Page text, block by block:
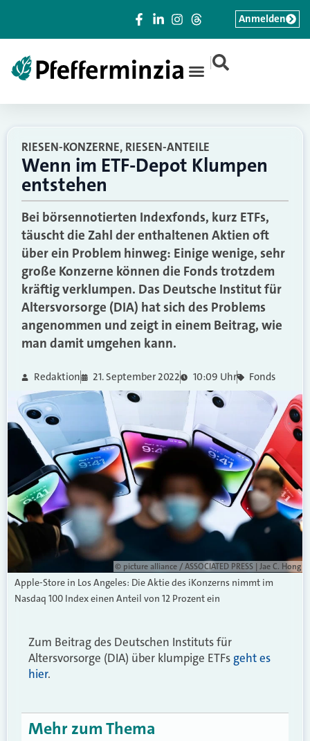
|
Anmelden
RIESEN-KONZERNE, RIESEN-ANTEILE
Wenn im ETF-Depot Klumpen
entstehen
Bei börsennotierten Indexfonds, kurz ETFs,
täuscht die Zahl der enthaltenen Aktien oft
über ein Problem hinweg: Einige wenige, sehr
große Konzerne können die Fonds trotzdem
kräftig verklumpen. Das Deutsche Institut für
Altersvorsorge (DIA) hat sich des Problems
angenommen und zeigt in einem Beitrag, wie
man damit umgehen kann.
Redaktion 21. September 2022 10:09 Uhr Fonds
© picture alliance / ASSOCIATED PRESS | Jae C. Hong
Apple-Store in Los Angeles: Die Aktie des iKonzerns nimmt im
Nasdaq 100 Index einen Anteil von 12 Prozent ein
Zum Beitrag des Deutschen Instituts für
Altersvorsorge (DIA) über klumpige ETFs geht es
hier.
Mehr zum Thema